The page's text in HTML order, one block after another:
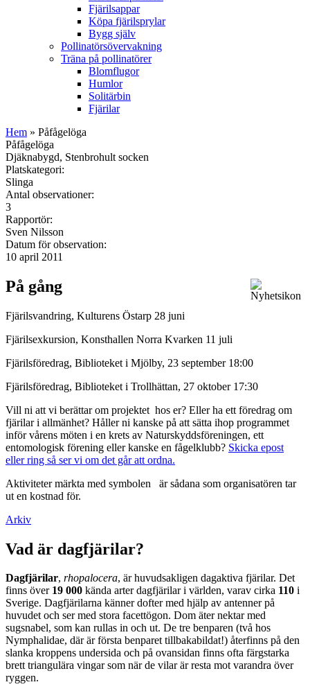
Fjärilsappar
Köpa fjärilsprylar
Bygg själv
Pollinatörsövervakning
Träna på pollinatörer
Blomflugor
Humlor
Solitärbin
Fjärilar
Hem » Påfågelöga
Påfågelöga
Djäknabygd, Stenbrohult socken
Platskategori:
Slinga
Antal observationer:
3
Rapportör:
Sven Nilsson
Datum för observation:
10 april 2011
På gång
Fjärilsvandring, Kulturens Östarp 28 juni
Fjärilsexkursion, Konsthallen Norra Kvarken 11 juli
Fjärilsföredrag, Biblioteket i Mjölby, 23 september 18:00
Fjärilsföredrag, Biblioteket i Trollhättan, 27 oktober 17:30
Vill ni att vi berättar om projektet hos er? Eller ha ett föredrag om
fjärilar i allmänhet? Håller ni kanske på att sätta ihop programmet
inför vårens möten i en krets av Naturskyddsföreningen, ett
entomologisk förening eller kanske en fågelklubb? Skicka epost
eller ring så ser vi om det går att ordna.
Aktiviteter märkta med symbolen
är sådana som organisatören tar
ut en kostnad för.
Arkiv
Vad är dagfjärilar?
Dagfjärilar, rhopalocera, är huvudsakligen dagaktiva fjärilar. Det
finns över 19 000 kända arter dagfjärilar i världen, varav cirka 110 i
Sverige. Dagfjärilarna känner dofter med hjälp av antenner på
huvudet och ser med stora facettögon. Dom äter nektar med
sugsnabel, som kan rullas in och ut. De tre benparen (två hos
Nymphalidae, där är första benparet tillbakabildat!) återfinns på den
slanka kroppens undersida och på ovansidan finns ofta färgstarka
brett triangulära vingar som när de vilar är resta mot varandra över
ryggen.